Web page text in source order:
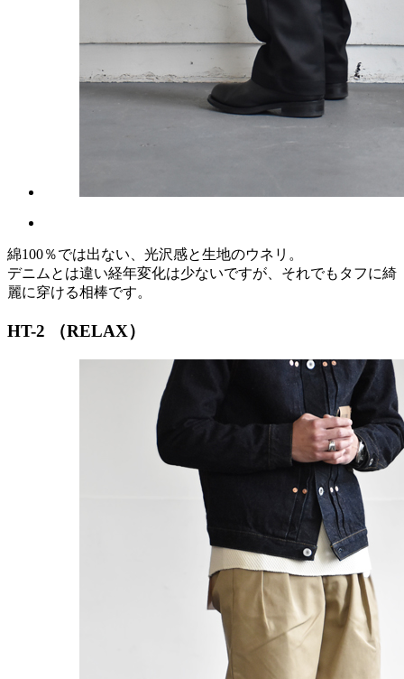
綿100％では出ない、光沢感と生地のウネリ。
デニムとは違い経年変化は少ないですが、それでもタフに綺
麗に穿ける相棒です。
HT-2 （RELAX）